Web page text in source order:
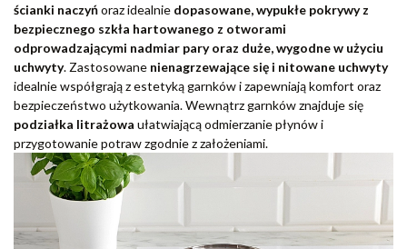
ścianki naczyńoraz idealnie dopasowane, wypukłe pokrywy z
bezpiecznego szkła hartowanego z otworami
odprowadzającymi nadmiar pary oraz duże, wygodne w użyciu
uchwyty. Zastosowane nienagrzewające się i nitowane uchwyty
idealnie współgrają z estetyką garnków i zapewniają komfort oraz
bezpieczeństwo użytkowania. Wewnątrz garnków znajduje się
podziałka litrażowa ułatwiającą odmierzanie płynów i
przygotowanie potraw zgodnie z założeniami.